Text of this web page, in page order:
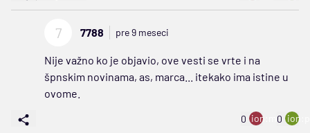
7 7788 pre 9 meseci
Nije važno ko je objavio, ove vesti se vrte i na
špnskim novinama, as, marca... itekako ima istine u
ovome.
0 ion:minus
0